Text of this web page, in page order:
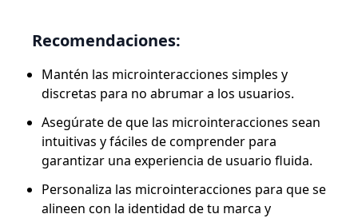
Recomendaciones:
Mantén las microinteracciones simples y
discretas para no abrumar a los usuarios.
Asegúrate de que las microinteracciones sean
intuitivas y fáciles de comprender para
garantizar una experiencia de usuario fluida.
Personaliza las microinteracciones para que se
alineen con la identidad de tu marca y